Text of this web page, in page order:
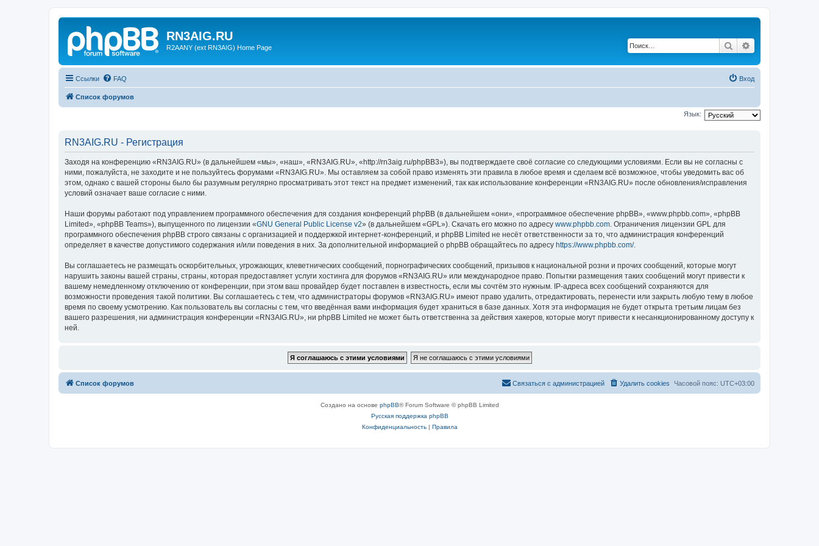
RN3AIG.RU
R2AANY (ext RN3AIG) Home Page Поиск
Ссылки FAQ Вход
Список форумов
Язык:
RN3AIG.RU - Регистрация
Заходя на конференцию «RN3AIG.RU» (в дальнейшем «мы», «наш», «RN3AIG.RU», «http://rn3aig.ru/phpBB3»), вы подтверждаете своё согласие со следующими условиями. Если вы не согласны с
ними, пожалуйста, не заходите и не пользуйтесь форумами «RN3AIG.RU». Мы оставляем за собой право изменять эти правила в любое время и сделаем всё возможное, чтобы уведомить вас об
этом, однако с вашей стороны было бы разумным регулярно просматривать этот текст на предмет изменений, так как использование конференции «RN3AIG.RU» после обновления/исправления
условий означает ваше согласие с ними.
Наши форумы работают под управлением программного обеспечения для создания конференций phpBB (в дальнейшем «они», «программное обеспечение phpBB», «www.phpbb.com», «phpBB
Limited», «phpBB Teams»), выпущенного по лицензии «GNU General Public License v2» (в дальнейшем «GPL»). Скачать его можно по адресу www.phpbb.com. Ограничения лицензии GPL для
программного обеспечения phpBB строго связаны с организацией и поддержкой интернет-конференций, и phpBB Limited не несёт ответственности за то, что администрация конференций
определяет в качестве допустимого содержания и/или поведения в них. За дополнительной информацией о phpBB обращайтесь по адресу https://www.phpbb.com/.
Вы соглашаетесь не размещать оскорбительных, угрожающих, клеветнических сообщений, порнографических сообщений, призывов к национальной розни и прочих сообщений, которые могут
нарушить законы вашей страны, страны, которая предоставляет услуги хостинга для форумов «RN3AIG.RU» или международное право. Попытки размещения таких сообщений могут привести к
вашему немедленному отключению от конференции, при этом ваш провайдер будет поставлен в известность, если мы сочтём это нужным. IP-адреса всех сообщений сохраняются для
возможности проведения такой политики. Вы соглашаетесь с тем, что администраторы форумов «RN3AIG.RU» имеют право удалить, отредактировать, перенести или закрыть любую тему в любое
время по своему усмотрению. Как пользователь вы согласны с тем, что введённая вами информация будет храниться в базе данных. Хотя эта информация не будет открыта третьим лицам без
вашего разрешения, ни администрация конференции «RN3AIG.RU», ни phpBB Limited не может быть ответственна за действия хакеров, которые могут привести к несанкционированному доступу к
ней.
Список форумов Часовой пояс: UTC+03:00
Удалить cookies
Связаться с администрацией
Создано на основе phpBB® Forum Software © phpBB Limited
Русская поддержка phpBB
Конфиденциальность| Правила